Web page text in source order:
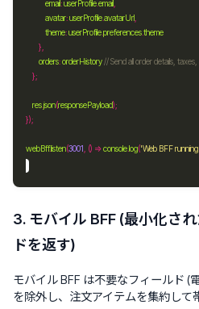
email:userProfileemail
avatar:userProfileavatarUrl
theme:userProfilepreferencestheme
orders:orderHistory
resjson(responsePayload
webBff.listen(3001 , () => consolelog('Web BFF
3. モバイル BFF (最小化さ
ドを返す)
モバイル BFF は不要なフィールド (
を除外し、注文アイテムを集約して